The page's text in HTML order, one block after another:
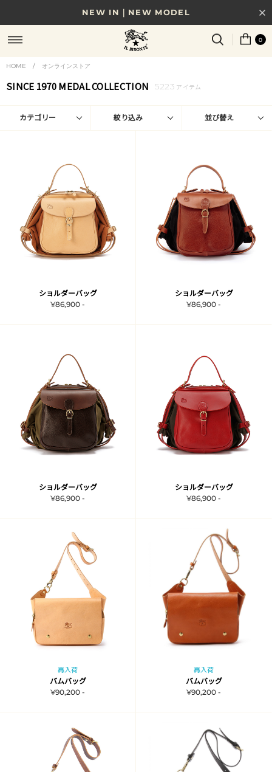
8/17(月)10時まで｜税込11,000円以上で送料無料
贈る相手やシーンから選べる、新しいギフトガイド
NEW IN｜COLOR LEATHER
0
HOME / オンラインストア
SINCE 1970 MEDAL COLLECTION 5223 アイテム
カテゴリー 絞り込み 並び替え
ショルダーバッグ
¥86,900 -
ショルダーバッグ
¥86,900 -
ショルダーバッグ
¥86,900 -
ショルダーバッグ
¥86,900 -
再入荷
バムバッグ
¥90,200 -
再入荷
バムバッグ
¥90,200 -